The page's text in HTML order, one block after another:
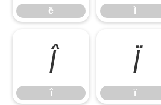
ë ì
î
î
ï
ï